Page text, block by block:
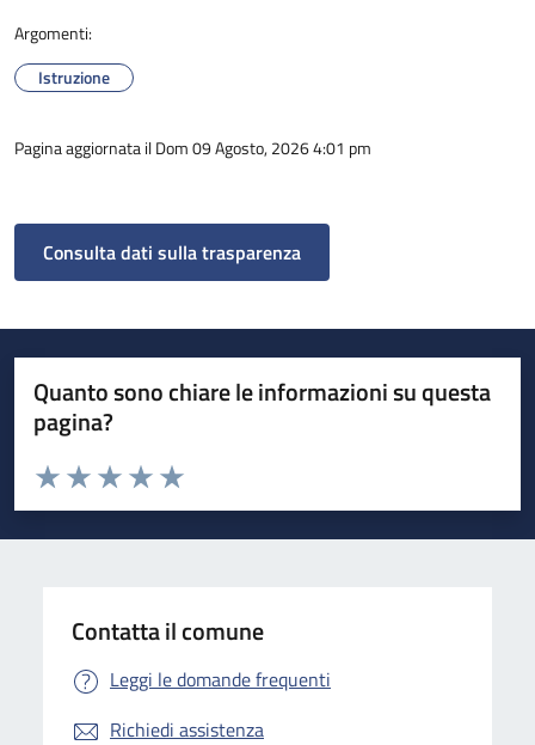
Argomenti:
Istruzione
Pagina aggiornata il Dom 09 Agosto, 2026 4:01 pm
Consulta dati sulla trasparenza
Quanto sono chiare le informazioni su questa
pagina?
Valuta da 1 a 5 stelle la pagina
Valuta 5 stelle su 5
Valuta 4 stelle su 5
Valuta 3 stelle su 5
Valuta 2 stelle su 5
Valuta 1 stelle su 5
Contatta il comune
Leggi le domande frequenti
Richiedi assistenza